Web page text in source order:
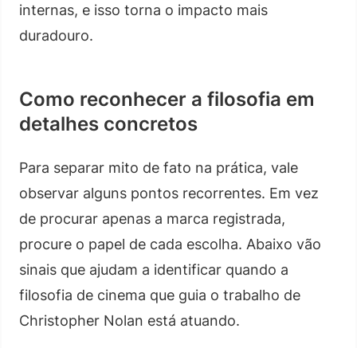
internas, e isso torna o impacto mais
duradouro.
Como reconhecer a filosofia em
detalhes concretos
Para separar mito de fato na prática, vale
observar alguns pontos recorrentes. Em vez
de procurar apenas a marca registrada,
procure o papel de cada escolha. Abaixo vão
sinais que ajudam a identificar quando a
filosofia de cinema que guia o trabalho de
Christopher Nolan está atuando.